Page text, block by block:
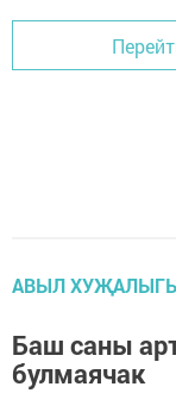
АВЫЛ
Баш саны
булмаячак